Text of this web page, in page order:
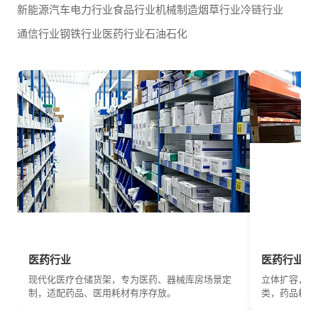
新能源汽车电力行业食品行业机械制造烟草行业冷链行业
通信行业钢铁行业医药行业石油石化
医药行业
现代化医疗仓储货架，专为医药、器械库房场景定
制，适配药品、医用耗材有序存放。
医药行业
立体扩容，
类，药品耗